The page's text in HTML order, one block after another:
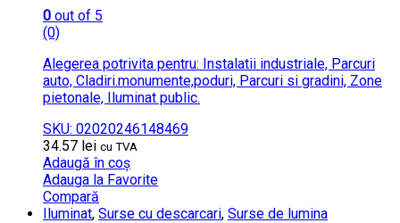
0 out of 5
(0)
Alegerea potrivita pentru: Instalatii industriale, Parcuri
auto, Cladiri.monumente,poduri, Parcuri si gradini, Zone
pietonale, Iluminat public.
SKU: 02020246148469
34.57 lei cu TVA
Adaugă în coș
Adauga la Favorite
Compară
Iluminat, Surse cu descarcari, Surse de lumina